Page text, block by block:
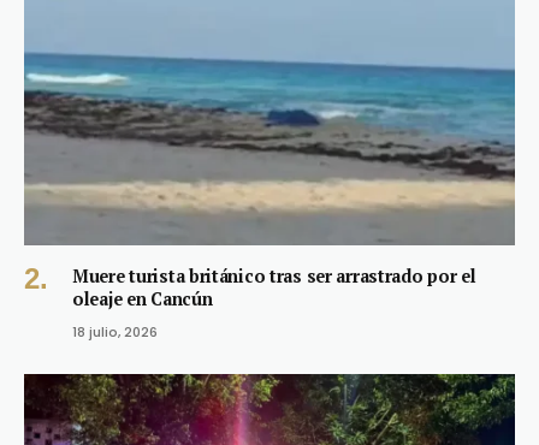
Muere turista británico tras ser arrastrado por el
oleaje en Cancún
18 julio, 2026